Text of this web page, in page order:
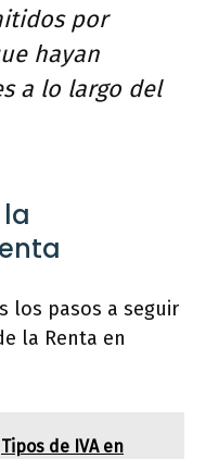
por
hayan
a lo largo del
los pasos a seguir
la Renta en
Tipos de IVA en